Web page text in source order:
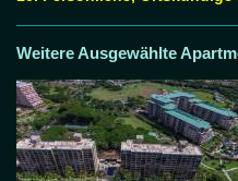
Weitere Ausgewählte